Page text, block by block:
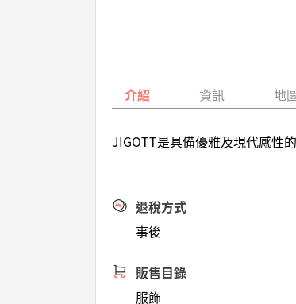
介紹 資訊 地
JIGOTT是具備優雅及現代感性
退稅方式
事後
販售目錄
服飾